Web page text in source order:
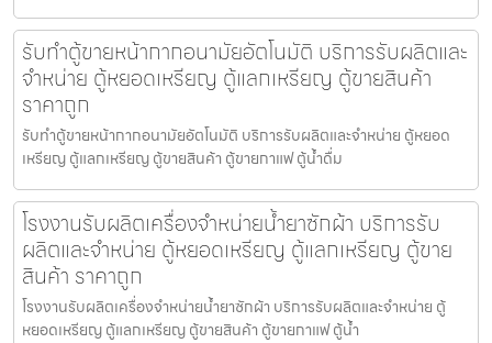
รับทำตู้ขายหน้ากากอนามัย​อัตโนมัติ บริการรับผลิตและ
จำหน่าย ตู้หยอดเหรียญ ตู้แลกเหรียญ ตู้ขายสินค้า
ราคาถูก
รับทำตู้ขายหน้ากากอนามัย​อัตโนมัติ บริการรับผลิตและจำหน่าย ตู้หยอด
เหรียญ ตู้แลกเหรียญ ตู้ขายสินค้า ตู้ขายกาแฟ ตู้น้ำดื่ม
โรงงานรับผลิตเครื่องจำหน่ายน้ำยาซักผ้า บริการรับ
ผลิตและจำหน่าย ตู้หยอดเหรียญ ตู้แลกเหรียญ ตู้ขาย
สินค้า ราคาถูก
โรงงานรับผลิตเครื่องจำหน่ายน้ำยาซักผ้า บริการรับผลิตและจำหน่าย ตู้
หยอดเหรียญ ตู้แลกเหรียญ ตู้ขายสินค้า ตู้ขายกาแฟ ตู้น้ำ